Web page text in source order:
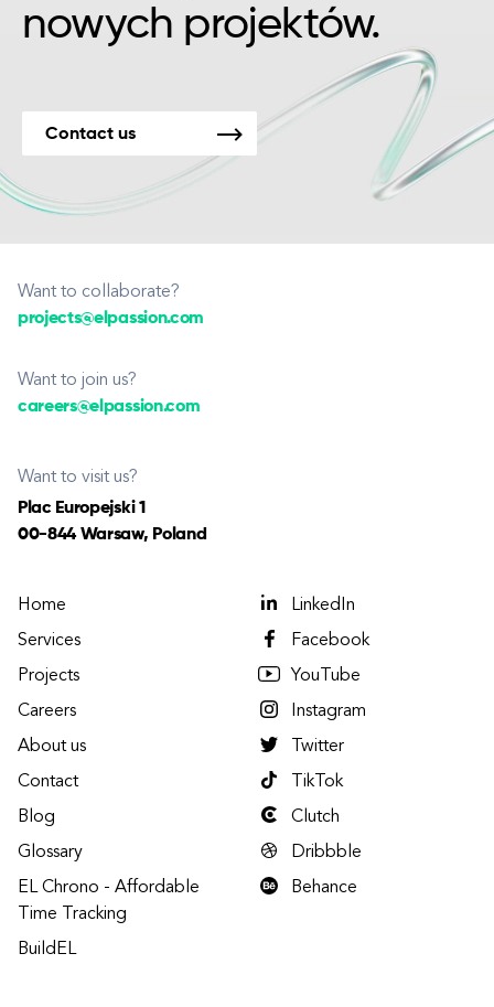
nowych projektów.
Contact us
Want to collaborate?
projects@elpassion.com
Want to join us?
careers@elpassion.com
Want to visit us?
Plac Europejski 1
00-844 Warsaw, Poland
Home
Services
Projects
Careers
About us
Contact
Blog
Glossary
EL Chrono - Affordable
Time Tracking
BuildEL
LinkedIn
Facebook
YouTube
Instagram
Twitter
TikTok
Clutch
Dribbble
Behance